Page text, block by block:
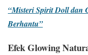
“Misteri Spirit Doll dan
Berhantu”
Efek Glowing